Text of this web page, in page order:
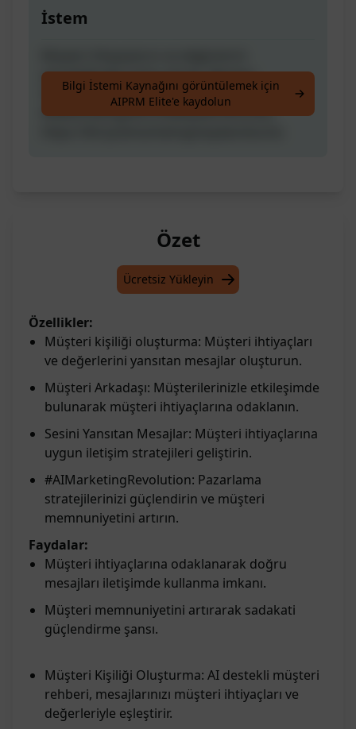
İstem
yansıttığından emin olarak, Müşteri
Arkadaşınızı oluşturun.
#AIMarketingDevrimiMeydanOkuması:
Bilgi İstemi Kaynağını görüntülemek için
AIPRM Elite'e kaydolun
Özet
Ücretsiz Yükleyin
Özellikler:
Müşteri kişiliği oluşturma: Müşteri ihtiyaçları
ve değerlerini yansıtan mesajlar oluşturun.
Müşteri Arkadaşı: Müşterilerinizle etkileşimde
bulunarak müşteri ihtiyaçlarına odaklanın.
Sesini Yansıtan Mesajlar: Müşteri ihtiyaçlarına
uygun iletişim stratejileri geliştirin.
#AIMarketingRevolution: Pazarlama
stratejilerinizi güçlendirin ve müşteri
memnuniyetini artırın.
Faydalar:
Müşteri ihtiyaçlarına odaklanarak doğru
mesajları iletişimde kullanma imkanı.
Müşteri memnuniyetini artırarak sadakati
güçlendirme şansı.
Müşteri Kişiliği Oluşturma: AI destekli müşteri
rehberi, mesajlarınızı müşteri ihtiyaçları ve
değerleriyle eşleştirir.